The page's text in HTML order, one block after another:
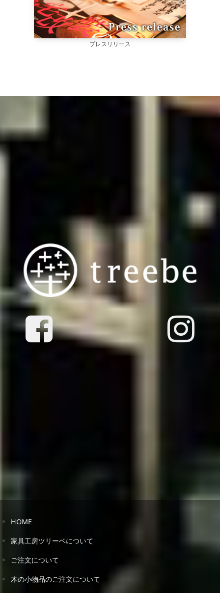
プレスリリース
HOME
家具工房ツリーベについて
ご注文について
木の小物品のご注文について